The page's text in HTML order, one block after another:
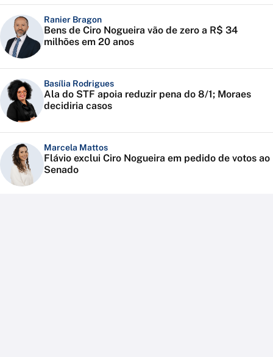
Ranier Bragon
Bens de Ciro Nogueira vão de zero a R$ 34
milhões em 20 anos
Basília Rodrigues
Ala do STF apoia reduzir pena do 8/1; Moraes
decidiria casos
Marcela Mattos
Flávio exclui Ciro Nogueira em pedido de votos ao
Senado